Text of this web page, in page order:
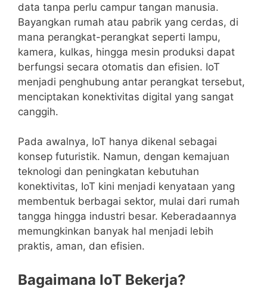
data tanpa perlu campur tangan manusia.
Bayangkan rumah atau pabrik yang cerdas, di
mana perangkat-perangkat seperti lampu,
kamera, kulkas, hingga mesin produksi dapat
berfungsi secara otomatis dan efisien. IoT
menjadi penghubung antar perangkat tersebut,
menciptakan konektivitas digital yang sangat
canggih.
Pada awalnya, IoT hanya dikenal sebagai
konsep futuristik. Namun, dengan kemajuan
teknologi dan peningkatan kebutuhan
konektivitas, IoT kini menjadi kenyataan yang
membentuk berbagai sektor, mulai dari rumah
tangga hingga industri besar. Keberadaannya
memungkinkan banyak hal menjadi lebih
praktis, aman, dan efisien.
Bagaimana IoT Bekerja?